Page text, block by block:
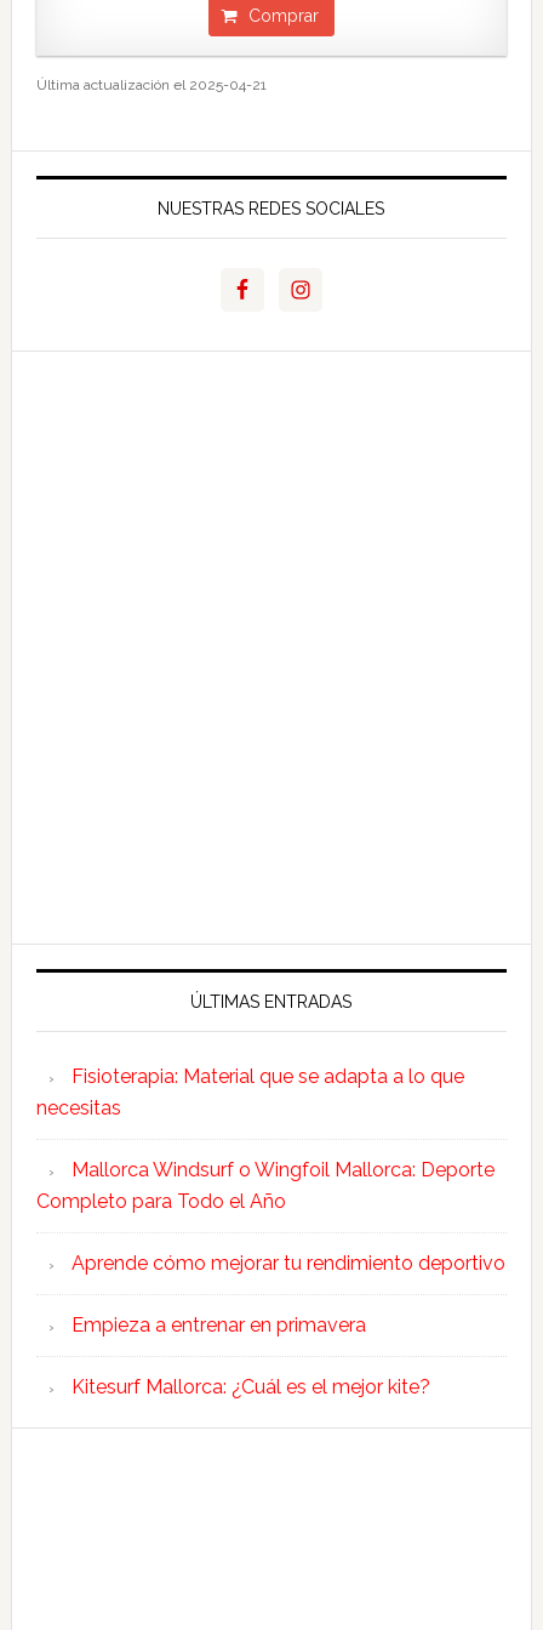
Comprar
Última actualización el 2025-04-21
NUESTRAS REDES SOCIALES
ÚLTIMAS ENTRADAS
Fisioterapia: Material que se adapta a lo que
necesitas
Mallorca Windsurf o Wingfoil Mallorca: Deporte
Completo para Todo el Año
Aprende cómo mejorar tu rendimiento deportivo
Empieza a entrenar en primavera
Kitesurf Mallorca: ¿Cuál es el mejor kite?